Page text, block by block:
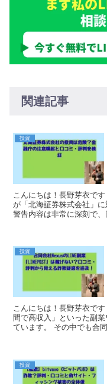
関連記事
投資
こんにちは！長野芽衣で
が「北海証券株式会社」
警告内容は非常に深刻で
投資
こんにちは！長野芽衣で
間で高収入」といった副
ています。 その中でも合
投資